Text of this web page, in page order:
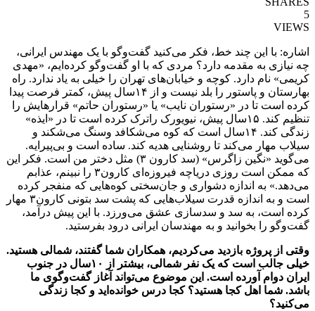
5
VIEWS
اشاره: با این چند خط، فکر می‌کنید گفت‌وگو با یک مهندس ایرانی،
چه نیازی به مقدمه دارد؟ مردی که با او گفت‌وگو کرده‌ایم، «مهدی
کریمی» نام دارد. کوچه و خیابان‌های تهران را خیلی به یاد ندارد. راه
بهارستان و پاستور را بلد نیست و از ۱۴‌سال پیش، کمتر فرصت پیدا
کرده است تا در «رستوران نایب» یا «رستوران حاتم» قرارهایش را
تنظیم کند. ۱۵‌سال پیش، نیویورک را‌ترک کرده است تا در «ایذه»
زندگی کند. ۱۴‌سال است که کوه می‌شکافد وسنگ می‌شکند و
سیلاب مهار می‌کند تا روشنایی هدیه کند. ساده است و بی‌پیرایه.
می‌گوید «نگین زاگرس» (سد کارون ۳) مثل دختر من است. فکر این
که ممکن است روزی دریاچه فیروزه‌ای کارون۳ را نبینم، عذابم
می‌دهد.» به‌ اندازه دشواری و جان‌سختی کوه‌هایی که منفجر کرده
است و به ‌اندازه قدرت سیلاب‌هایی که پشت سد بتونی کارون۳ مهار
کرده است، به سد و سد‌سازی عشق می‌ورزد. با این پیش درآمد،
گفت‌وگو را بخوانید و به مهندسان ایرانی درود بفرستید.
وقتی از پروژه بازدید می‌کردیم، همکاران شما گفتند، شمالی هستید.
خیلی جالب است که یک نفر شمالی، بیشتر از ۱۰‌سال در جنوب
ایران دوام آورده است. این موضوع می‌تواند آغاز گفت‌وگوی ما
باشد. شما اهل کجا هستید؟ کجا درس خوانده‌اید و کجا زندگی
می‌کنید؟